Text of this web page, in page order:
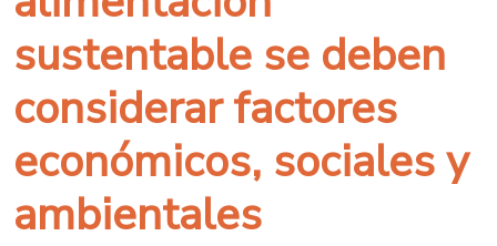
sustentable se deben
considerar factores
económicos, sociales y
ambientales